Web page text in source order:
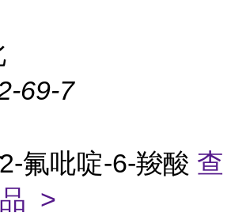
69-7
2-氟吡啶-6-羧酸 查
>